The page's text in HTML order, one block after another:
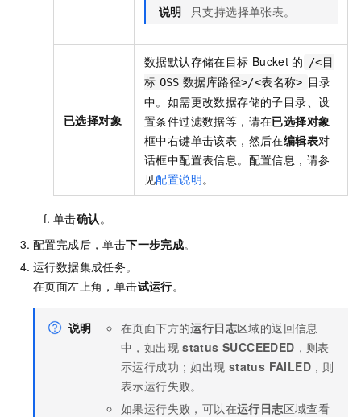
说明 只支持选择单张表。
已选择对象
数据默认存储在目标 Bucket 的
/<目
标 OSS 数据库路径>/<表名称> 目录
中。如需更改数据存储的子目录、设
置条件过滤数据等，请在已选择对象
框中右键单击该表，然后在编辑表对
话框中配置表信息。配置信息，请参
见配置说明。
单击确认 。
配置完成后，单击下一步完成。
运行数据集成任务。
在页面左上角，单击试运行。
说明 在页面下方的运行日志区域的返回信息
中，如出现 status SUCCEEDED ，则表
示运行成功；如出现 status FAILED ，则
表示运行失败。
如果运行失败，可以在运行日志区域查看